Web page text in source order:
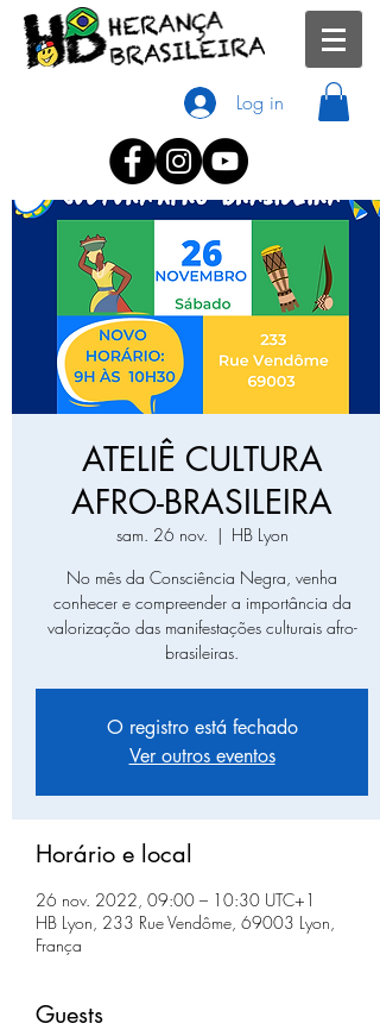
Log in
ATELIÊ CULTURA
AFRO-BRASILEIRA
sam. 26 nov.
  |
HB Lyon
No mês da Consciência Negra, venha
conhecer e compreender a importância da
valorização das manifestações culturais afro-
brasileiras.
O registro está fechado
Ver outros eventos
Horário e local
26 nov. 2022, 09:00 – 10:30 UTC+1
HB Lyon, 233 Rue Vendôme, 69003 Lyon,
França
Guests